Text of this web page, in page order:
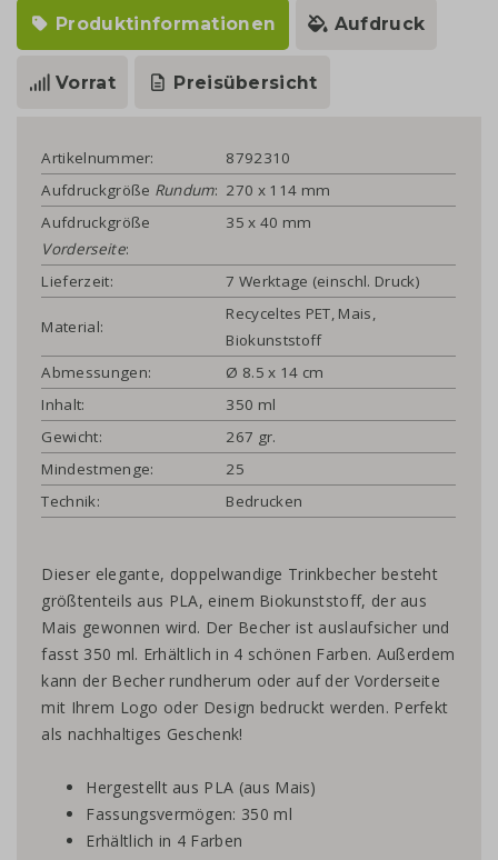
Produktinformationen Aufdruck
Vorrat Preisübersicht
Artikelnummer:
8792310
Aufdruckgröße Rundum: 270 x 114 mm
Aufdruckgröße
Vorderseite:
35 x 40 mm
Lieferzeit: 7 Werktage (einschl. Druck)
Material:
Recyceltes PET, Mais,
Biokunststoff
Abmessungen:
Ø 8.5 x 14 cm
Inhalt:
350 ml
Gewicht:
267 gr.
Mindestmenge:
25
Technik:
Bedrucken
Dieser elegante, doppelwandige Trinkbecher besteht
größtenteils aus PLA, einem Biokunststoff, der aus
Mais gewonnen wird. Der Becher ist auslaufsicher und
fasst 350 ml. Erhältlich in 4 schönen Farben. Außerdem
kann der Becher rundherum oder auf der Vorderseite
mit Ihrem Logo oder Design bedruckt werden. Perfekt
als nachhaltiges Geschenk!
Hergestellt aus PLA (aus Mais)
Fassungsvermögen: 350 ml
Erhältlich in 4 Farben